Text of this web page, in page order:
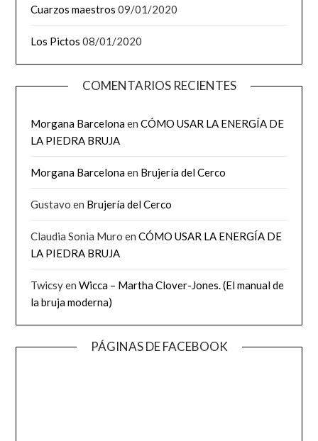
Cuarzos maestros 09/01/2020
Los Pictos 08/01/2020
COMENTARIOS RECIENTES
Morgana BarcelonaenCÓMO USAR LA ENERGÍA DE
LA PIEDRA BRUJA
Morgana Barcelonaen Brujería del Cerco
Gustavo en Brujería del Cerco
Claudia Sonia Muro enCÓMO USAR LA ENERGÍA DE
LA PIEDRA BRUJA
TwicsyenWicca – Martha Clover-Jones. (El manual de
la bruja moderna)
PÁGINAS DE FACEBOOK